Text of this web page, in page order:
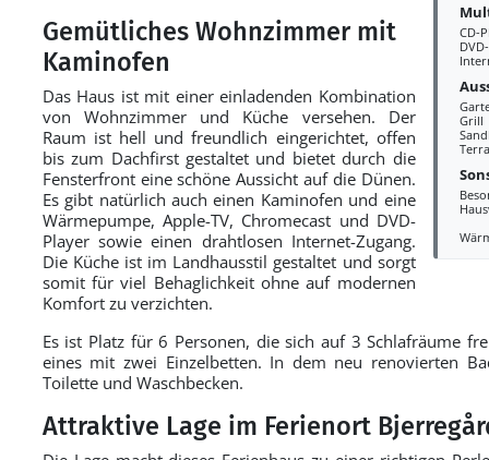
CD-
Grill
Gemütliches Wohnzimmer mit
Kaminofen
Das Haus ist mit einer einladenden Kombination
von Wohnzimmer und Küche versehen. Der
Raum ist hell und freundlich eingerichtet, offen
bis zum Dachfirst gestaltet und bietet durch die
Fensterfront eine schöne Aussicht auf die Dünen.
Es gibt natürlich auch einen Kaminofen und eine
Wärmepumpe, Apple-TV, Chromecast und DVD-
Player sowie einen drahtlosen Internet-Zugang.
Die Küche ist im Landhausstil gestaltet und sorgt
somit für viel Behaglichkeit ohne auf modernen
Komfort zu verzichten.
Es ist Platz für 6 Personen, die sich auf 3 Schlafräume
eines mit zwei Einzelbetten. In dem neu renovierten
Toilette und Waschbecken.
Attraktive Lage im Ferienort